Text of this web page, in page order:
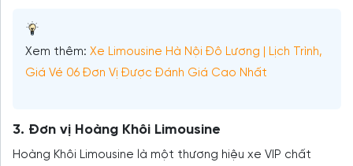
Xem thêm: Xe Limousine Hà Nội Đô Lương | Lịch Trình,
Giá Vé 06 Đơn Vị Được Đánh Giá Cao Nhất
3. Đơn vị Hoàng Khôi Limousine
Hoàng Khôi Limousine là một thương hiệu xe VIP chất